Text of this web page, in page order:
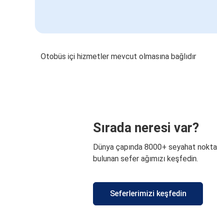
Otobüs içi hizmetler mevcut olmasına bağlıdır
Sırada neresi var?
Dünya çapında 8000+ seyahat
bulunan sefer ağımızı keşfedin.
Seferlerimizi keşfedin